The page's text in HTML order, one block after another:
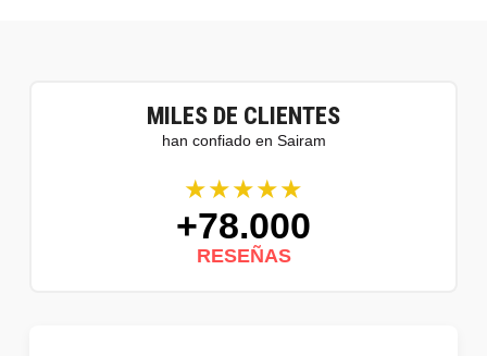
MILES DE CLIENTES
han confiado en Sairam
★★★★★
+78.000
RESEÑAS